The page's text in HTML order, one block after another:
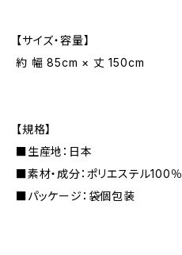
【サイズ・容量】
約 幅 85cm × 丈 150cm
【規格】
■生産地：日本
■素材・成分：ポリエステル100％
■パッケージ：袋個包装